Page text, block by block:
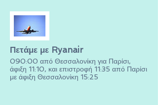
Πετάμε με Ryanair
090:00 από Θεσσαλονίκη για Παρίσι,
άφιξη 11:10, και επιστροφή 11:35 από Παρίσι
με άφιξη Θεσσαλονίκη 15:25